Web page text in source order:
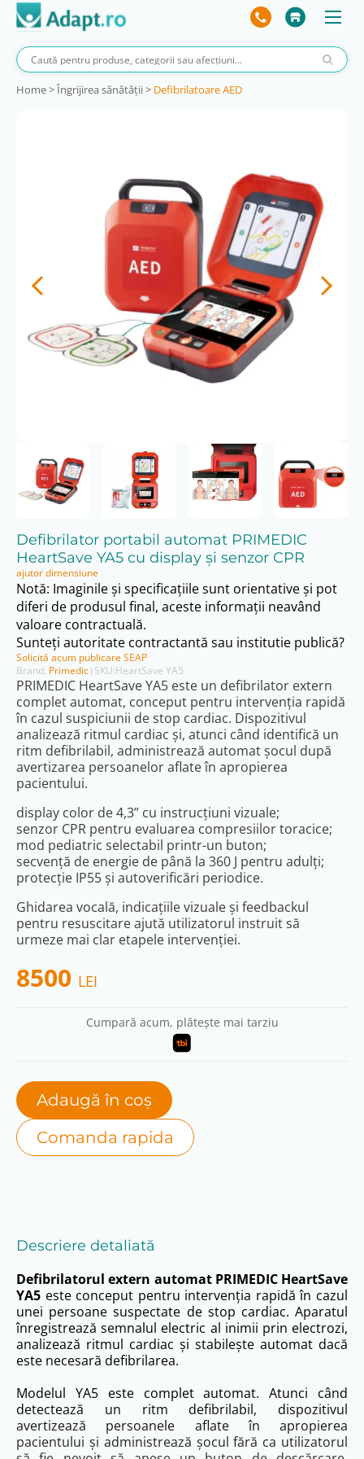
Home>Îngrijirea sănătății> Defibrilatoare AED
Brand: Primedic| SKU:HeartSave YA5
Defibrilator portabil automat PRIMEDIC
HeartSave YA5 cu display și senzor CPR
PRIMEDIC HeartSave YA5 este un defibrilator extern
complet automat, conceput pentru intervenția rapidă
în cazul suspiciunii de stop cardiac. Dispozitivul
analizează ritmul cardiac și, atunci când identifică un
ritm defibrilabil, administrează automat șocul după
avertizarea persoanelor aflate în apropierea
pacientului.
display color de 4,3” cu instrucțiuni vizuale;
senzor CPR pentru evaluarea compresiilor toracice;
mod pediatric selectabil printr-un buton;
secvență de energie de până la 360 J pentru adulți;
protecție IP55 și autoverificări periodice.
Ghidarea vocală, indicațiile vizuale și feedbackul
pentru resuscitare ajută utilizatorul instruit să
urmeze mai clar etapele intervenției.
ajutor dimensiune
8500 LEI
Cumpară acum, plătește mai tarziu
Adaugă în coș
Comanda rapida
Notă: Imaginile și specificațiile sunt orientative și pot
diferi de produsul final, aceste informații neavând
valoare contractuală.
Sunteți autoritate contractantă sau institutie publică?
Solicită acum publicare SEAP
Descriere detaliată
Defibrilatorul extern automat PRIMEDIC HeartSave
YA5 este conceput pentru intervenția rapidă în cazul
unei persoane suspectate de stop cardiac. Aparatul
înregistrează semnalul electric al inimii prin electrozi,
analizează ritmul cardiac și stabilește automat dacă
este necesară defibrilarea.
Modelul YA5 este complet automat. Atunci când
detectează un ritm defibrilabil, dispozitivul
avertizează persoanele aflate în apropierea
pacientului și administrează șocul fără ca utilizatorul